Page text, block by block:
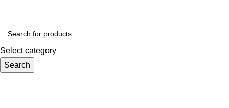
Select category
Search